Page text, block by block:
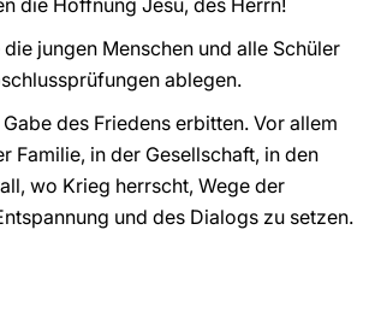
die Hoffnung Jesu, des Herrn!
jungen Menschen und alle Schüler
ablegen.
des Friedens erbitten. Vor allem
Familie, in der Gesellschaft, in den
wo Krieg herrscht, Wege der
und des Dialogs zu setzen.